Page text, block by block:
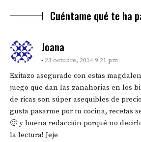
Cuéntame qué te ha
Joana
23 octubre, 2014 9:21 pm
Exitazo asegurado con estas
juego que dan las zanahorias en los
de ricas son súper asequibles de
gusta pasarme por tu cocina, recetas
🙂 y buena redacción porqué no
la lectura! Jeje